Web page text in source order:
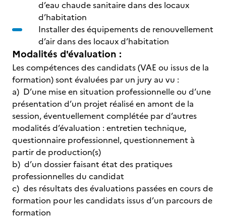
d’eau chaude sanitaire dans des locaux
d’habitation
Installer des équipements de renouvellement
d’air dans des locaux d’habitation
Modalités d'évaluation :
Les compétences des candidats (VAE ou issus de la
formation) sont évaluées par un jury au vu :
a) D’une mise en situation professionnelle ou d’une
présentation d’un projet réalisé en amont de la
session, éventuellement complétée par d’autres
modalités d’évaluation : entretien technique,
questionnaire professionnel, questionnement à
partir de production(s)
b) d’un dossier faisant état des pratiques
professionnelles du candidat
c) des résultats des évaluations passées en cours de
formation pour les candidats issus d’un parcours de
formation